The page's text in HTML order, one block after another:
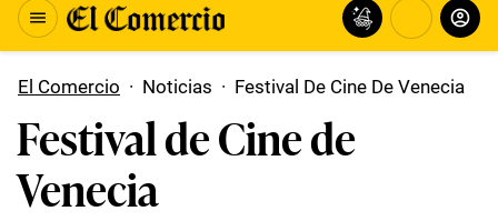
El Comercio · Noticias · Festival De Cine De Venecia
Festival de Cine de
Venecia